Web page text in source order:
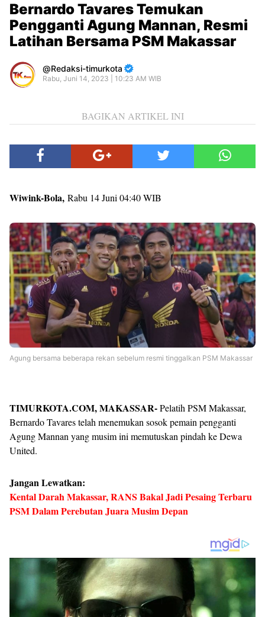
Bernardo Tavares Temukan
Pengganti Agung Mannan, Resmi
Latihan Bersama PSM Makassar
Redaksi-timurkota
Rabu, Juni 14, 2023 | 10:23 AM WIB
BAGIKAN ARTIKEL INI
Wiwink-Bola, Rabu 14 Juni 04:40 WIB
Agung bersama beberapa rekan sebelum resmi tinggalkan PSM Makassar
TIMURKOTA.COM, MAKASSAR-Pelatih PSM Makassar,
Bernardo Tavares telah menemukan sosok pemain pengganti
Agung Mannan yang musim ini memutuskan pindah ke Dewa
United.
Jangan Lewatkan:
Kental Darah Makassar, RANS Bakal Jadi Pesaing Terbaru
PSM Dalam Perebutan Juara Musim Depan